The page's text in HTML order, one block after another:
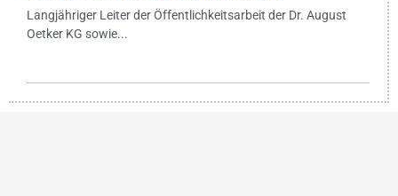
Langjähriger Leiter der Öffentlichkeitsarbeit der Dr. August
Oetker KG sowie...